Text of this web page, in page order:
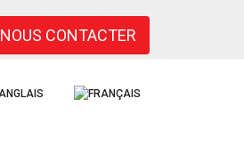
NOUS CONTACTER